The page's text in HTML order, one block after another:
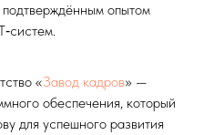
опытом
«Завод кадров» —
обеспечения, который
для успешного развития